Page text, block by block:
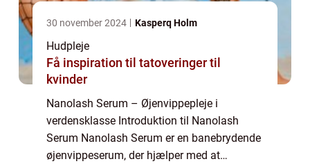
30 november 2024 Kasperq Holm
Hudpleje
Få inspiration til tatoveringer til
kvinder
Nanolash Serum – Øjenvippepleje i
verdensklasse Introduktion til Nanolash
Serum Nanolash Serum er en banebrydende
øjenvippeserum, der hjælper med at